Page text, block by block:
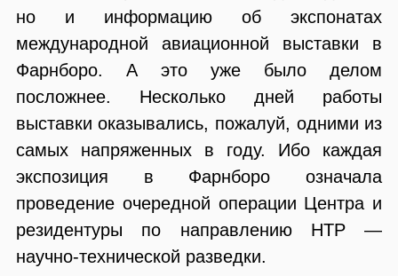
но и информацию об экспонатах
международной авиационной выставки в
Фарнборо. А это уже было делом
посложнее. Несколько дней работы
выставки оказывались, пожалуй, одними из
самых напряженных в году. Ибо каждая
экспозиция в Фарнборо означала
проведение очередной операции Центра и
резидентуры по направлению НТР —
научно-технической разведки.